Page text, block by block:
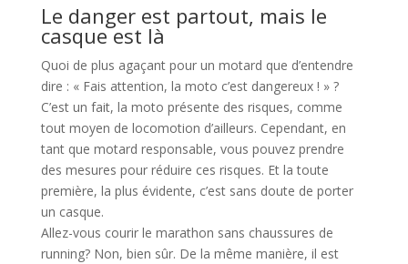
Le danger est partout, mais le
casque est là
Quoi de plus agaçant pour un motard que d’entendre
dire : « Fais attention, la moto c’est dangereux ! » ?
C’est un fait, la moto présente des risques, comme
tout moyen de locomotion d’ailleurs. Cependant, en
tant que motard responsable, vous pouvez prendre
des mesures pour réduire ces risques. Et la toute
première, la plus évidente, c’est sans doute de porter
un casque.
Allez-vous courir le marathon sans chaussures de
running? Non, bien sûr. De la même manière, il est